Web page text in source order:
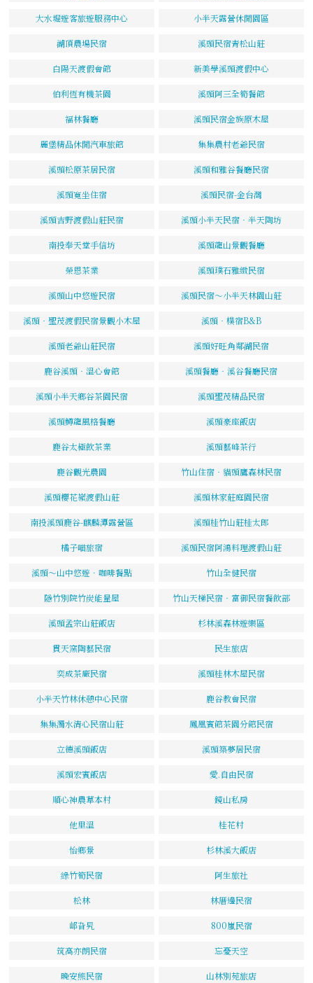
大水堀遊客旅遊服務中心 小半天露營休閒園區
湖頂農場民宿 溪頭民宿青松山莊
白陽天渡假會館 新美學溪頭渡假中心
伯利恆有機茶園 溪頭阿三全筍餐館
福林餐廳 溪頭民宿金族原木屋
麗堡精品休閒汽車旅館 集集農村老爺民宿
溪頭松原茶居民宿 溪頭和雅谷餐廳民宿
溪頭寬坐住宿 溪頭民宿-金台灣
溪頭吉野渡假山莊民宿 溪頭小半天民宿‧半天陶坊
南投奉天堂手信坊 溪頭龍山景觀餐廳
榮恩茶業 溪頭璞石雅緻民宿
溪頭山中悠遊民宿 溪頭民宿～小半天林園山莊
溪頭‧聖茂渡假民宿景觀小木屋 溪頭‧樸宿B&B
溪頭老爺山莊民宿 溪頭好旺角鄰湖民宿
鹿谷溪頭‧溫心會館 溪頭餐廳‧溪谷餐廳民宿
溪頭小半天鄉谷茶園民宿 溪頭聖茂精品民宿
溪頭鱒龍風格餐廳 溪頭豪座飯店
鹿谷太極飲茶業 溪頭藝峰茶行
鹿谷觀光農園 竹山住宿‧貓頭鷹森林民宿
溪頭櫻花嶺渡假山莊 溪頭林家莊庭園民宿
南投溪頭鹿谷-麒麟潭露營區 溪頭桂竹山莊桂太郎
橘子喵旅宿 溪頭民宿阿鴻料理渡假山莊
溪頭～山中悠遊．咖啡餐點 竹山全健民宿
隱竹別院竹炭能量屋 竹山天梯民宿‧富御民宿餐飲部
溪頭孟宗山莊飯店 杉林溪森林遊樂區
貫天窯陶藝民宿 民生旅店
奕成茶廠民宿 溪頭桂林木屋民宿
小半天竹林休憩中心民宿 鹿谷教會民宿
集集濁水清心民宿山莊 鳳凰賓館茶園分館民宿
立德溪頭飯店 溪頭築夢居民宿
溪頭宏賓飯店 愛.自由民宿
順心神農草本村 鏡山私房
他里溫 桂花村
怡鄉景 杉林溪大飯店
綠竹筍民宿 阿生旅社
松林 林厝邊民宿
邖旮旯 800嵐民宿
筑高亦朗民宿 忘憂天空
晚安熊民宿 山林別苑旅店